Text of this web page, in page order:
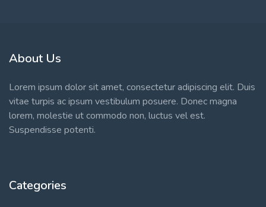
About Us
Lorem ipsum dolor sit amet, consectetur adipiscing elit. Duis
vitae turpis ac ipsum vestibulum posuere. Donec magna
lorem, molestie ut commodo non, luctus vel est.
Suspendisse potenti.
Categories